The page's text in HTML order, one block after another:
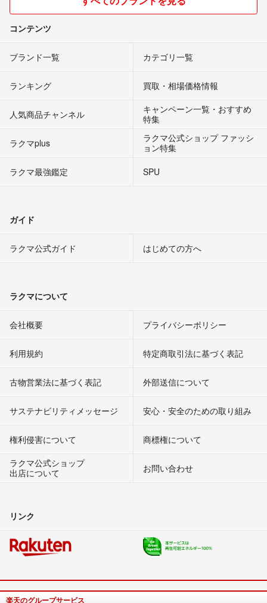
コンテンツ
ブランド一覧 カテゴリ一覧
ランキング 買取・相場価格情報
人気商品チャンネル
キャンペーン一覧・おすすめ
特集
ラクマplus
ラクマ公式ショップ ファッシ
ョン特集
ラクマ最強鑑定
SPU
ガイド
ラクマ公式ガイド はじめての方へ
ラクマについて
会社概要 プライバシーポリシー
利用規約 特定商取引法に基づく表記
古物営業法に基づく表記 外部送信について
サステナビリティメッセージ 安心・安全のための取り組み
権利侵害について
商標権について
ラクマ公式ショップ
出店について
お問い合わせ
リンク
楽天のグループサービス